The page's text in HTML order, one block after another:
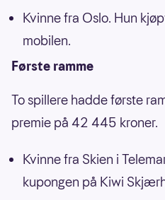
Kvinne fra Oslo. Hun
mobilen.
Første ramme
To spillere hadde første
premie på 42 445 kroner.
Kvinne fra Skien i
kupongen på Kiwi